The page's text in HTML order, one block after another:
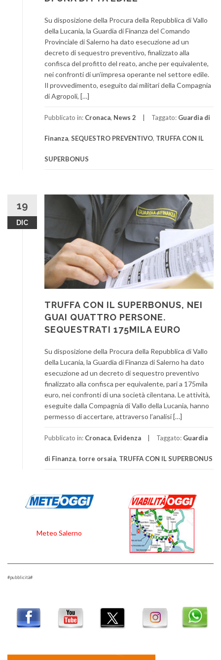
Su disposizione della Procura della Repubblica di Vallo
della Lucania, la Guardia di Finanza del Comando
Provinciale di Salerno ha dato esecuzione ad un
decreto di sequestro preventivo, finalizzato alla
confisca del profitto del reato, anche per equivalente,
nei confronti di un’impresa operante nel settore edile.
Il provvedimento, eseguito dai militari della Compagnia
di Agropoli, […]
Pubblicato in: Cronaca, News 2 Taggato: Guardia di
Finanza, SEQUESTRO PREVENTIVO, TRUFFA CON IL
SUPERBONUS
19
DIC
TRUFFA CON IL SUPERBONUS, NEI
GUAI QUATTRO PERSONE.
SEQUESTRATI 175MILA EURO
Su disposizione della Procura della Repubblica di Vallo
della Lucania, la Guardia di Finanza di Salerno ha dato
esecuzione ad un decreto di sequestro preventivo
finalizzato alla confisca per equivalente, pari a 175mila
euro, nei confronti di una società cilentana. Le attività,
eseguite dalla Compagnia di Vallo della Lucania, hanno
permesso di accertare, attraverso l’analisi […]
Pubblicato in: Cronaca, Evidenza Taggato: Guardia
di Finanza, torre orsaia, TRUFFA CON IL SUPERBONUS
Meteo Salerno
#pubblicità#